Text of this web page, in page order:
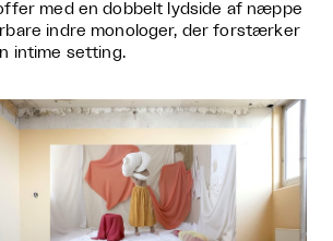
med en dobbelt lydside af næppe
indre monologer, der forstærker
intime setting.